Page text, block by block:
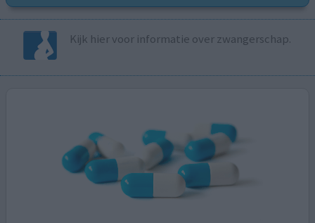
Kijk hier voor informatie over zwangerschap.